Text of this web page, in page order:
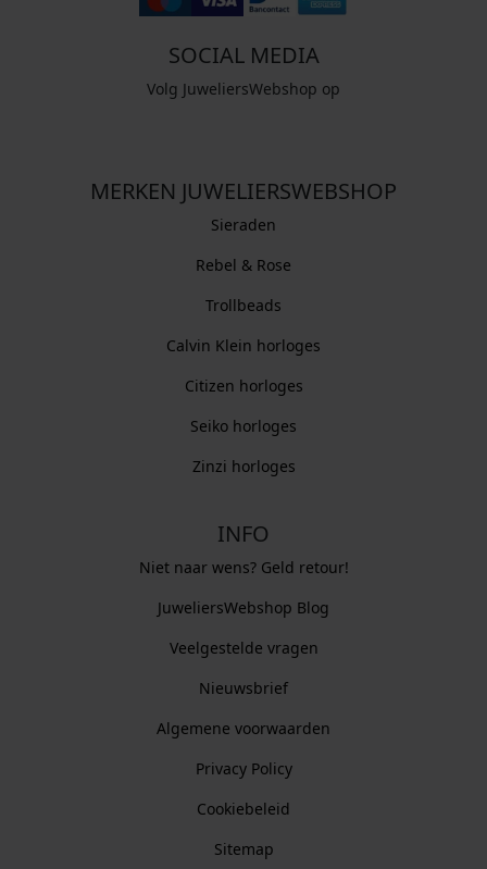
SOCIAL MEDIA
Volg JuweliersWebshop op
MERKEN JUWELIERSWEBSHOP
Sieraden
Rebel & Rose
Trollbeads
Calvin Klein horloges
Citizen horloges
Seiko horloges
Zinzi horloges
INFO
Niet naar wens? Geld retour!
JuweliersWebshop Blog
Veelgestelde vragen
Nieuwsbrief
Algemene voorwaarden
Privacy Policy
Cookiebeleid
Sitemap